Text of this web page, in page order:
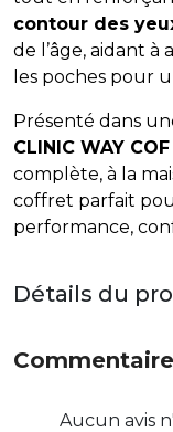
contour des
de l’âge, aidant
les poches pour
Présenté dans
CLINIC WAY COF
complète, à la
coffret parfait
performance,
Détails du
Aucun avis